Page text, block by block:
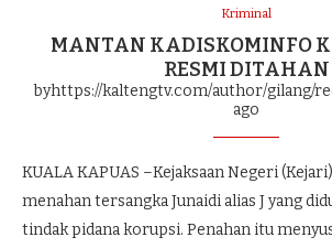
Kriminal
MANTAN KADISKOMINFO
RESMI DITAHAN
byhttps://kaltengtv.com/author/gilang/
ago
KUALA KAPUAS –Kejaksaan Negeri
menahan tersangka Junaidi alias J yang
tindak pidana korupsi. Penahan itu